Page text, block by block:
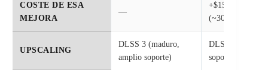
COSTE DE ESA
MEJORA
—
+$150–200 USD
(~30% más caro)
UPSCALING
DLSS 3 (maduro,
amplio soporte)
DLSS 4 (nuevo,
soporte